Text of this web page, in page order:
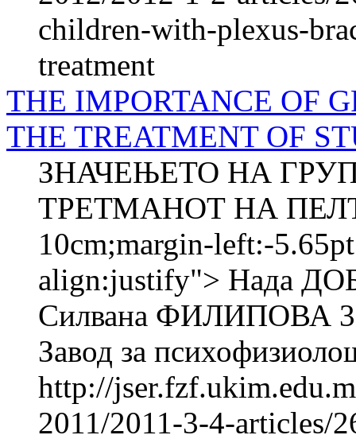
children-with-plexus-
treatment
THE IMPORTANCE OF
THE TREATMENT OF
ЗНАЧЕЊЕТО НА
ТРЕТМАНОТ НА
10cm;margin-left:-
align:justify"> Нада
Силвана ФИЛИПОВА
Завод за
http://
2011/2011-3-4-articles/